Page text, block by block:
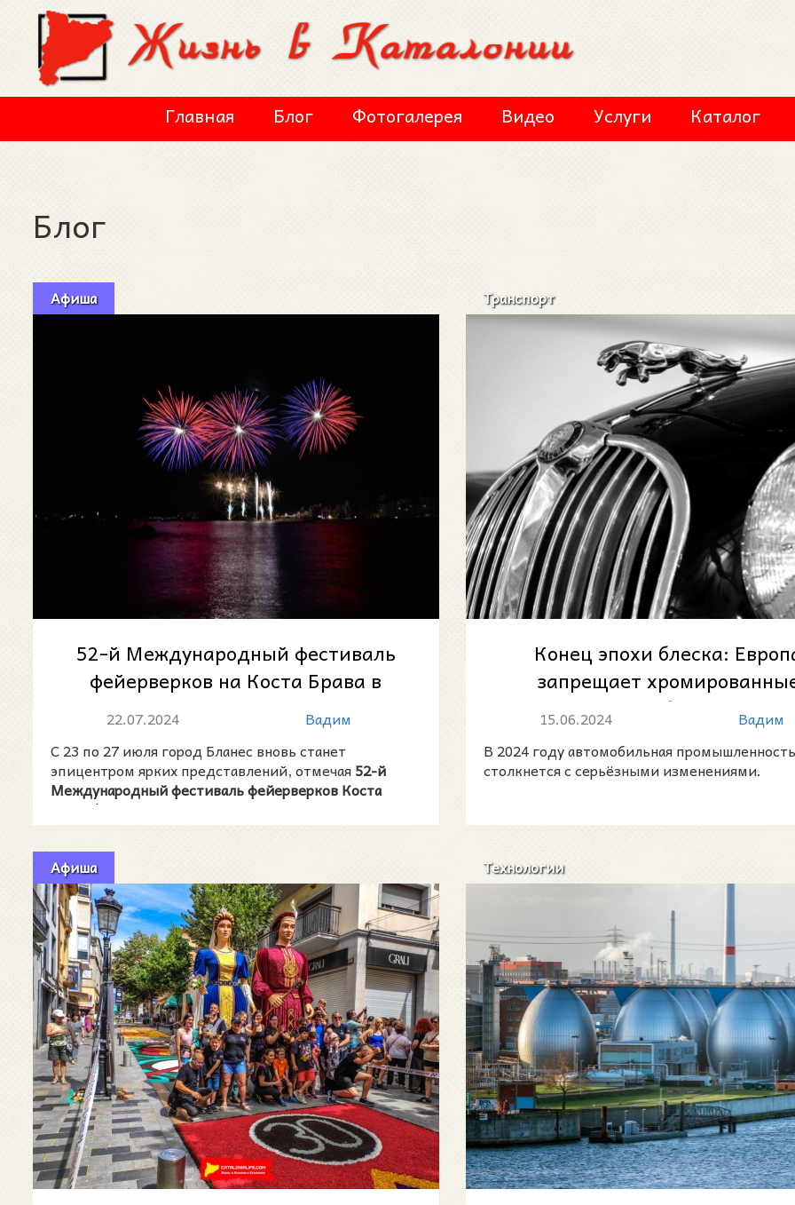
Перейти к основному содержанию
Главная Блог Фотогалерея Видео Услуги Каталог
Блог
Афиша
52-й Международный фестиваль
фейерверков на Коста Брава в
22.07.2024
Вадим
С 23 по 27 июля город Бланес вновь станет
эпицентром ярких представлений, отмечая52-й
Международный фестиваль фейерверков Коста
Брава (
Транспорт
Конец эпохи блеска:
запрещает
детали в автомобилях с 2024
15.06.2024
Вадим
В 2024 году автомобильная промышленность
столкнется с серьёзными изменениями.
Афиша Технологии